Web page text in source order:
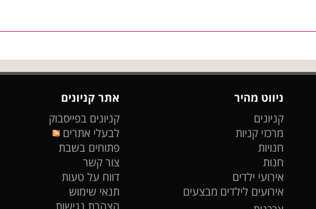
ניווט מהיר
קניונים
מרכזי קניות
חנויות
חנות
אירועי ילדים
אירועים לילדים מבצעים
אתר קניונים
קניונים בפייסבוק
לבעלי אתרים
פתוחים בשבת
צור קשר
דווח על טעות
תנאי שימוש